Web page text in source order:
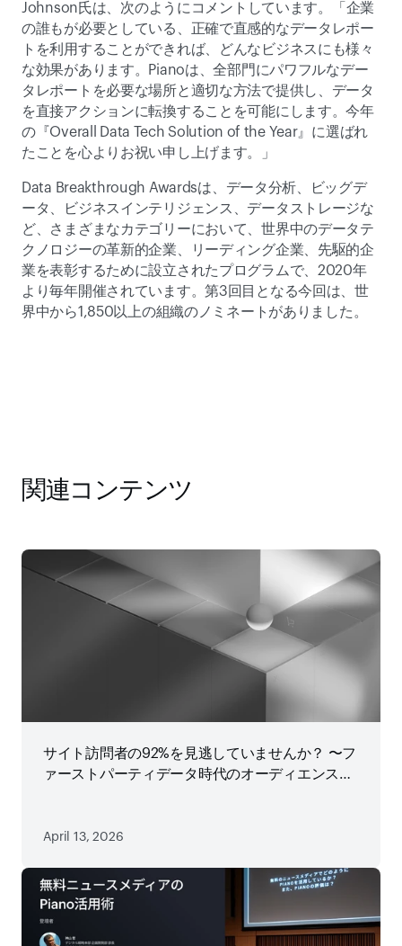
Johnson氏は、次のようにコメントしています。「企業
の誰もが必要としている、正確で直感的なデータレポー
トを利用することができれば、どんなビジネスにも様々
な効果があります。Pianoは、全部門にパワフルなデー
タレポートを必要な場所と適切な方法で提供し、データ
を直接アクションに転換することを可能にします。今年
の『Overall Data Tech Solution of the Year』に選ばれ
たことを心よりお祝い申し上げます。」
Data Breakthrough Awardsは、データ分析、ビッグデ
ータ、ビジネスインテリジェンス、データストレージな
ど、さまざまなカテゴリーにおいて、世界中のデータテ
クノロジーの革新的企業、リーディング企業、先駆的企
業を表彰するために設立されたプログラムで、2020年
より毎年開催されています。第3回目となる今回は、世
界中から1,850以上の組織のノミネートがありました。
関連コンテンツ
サイト訪問者の92%を見逃していませんか？ 〜フ
ァーストパーティデータ時代のオーディエンス戦
April 13, 2026